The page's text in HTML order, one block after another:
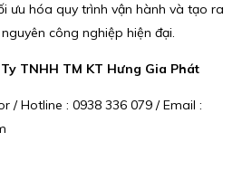
ưu hóa quy trình vận hành và tạo ra
công nghiệp hiện đại.
TNHH TM KT Hưng Gia Phát
/ Hotline : 0938 336 079 / Email :